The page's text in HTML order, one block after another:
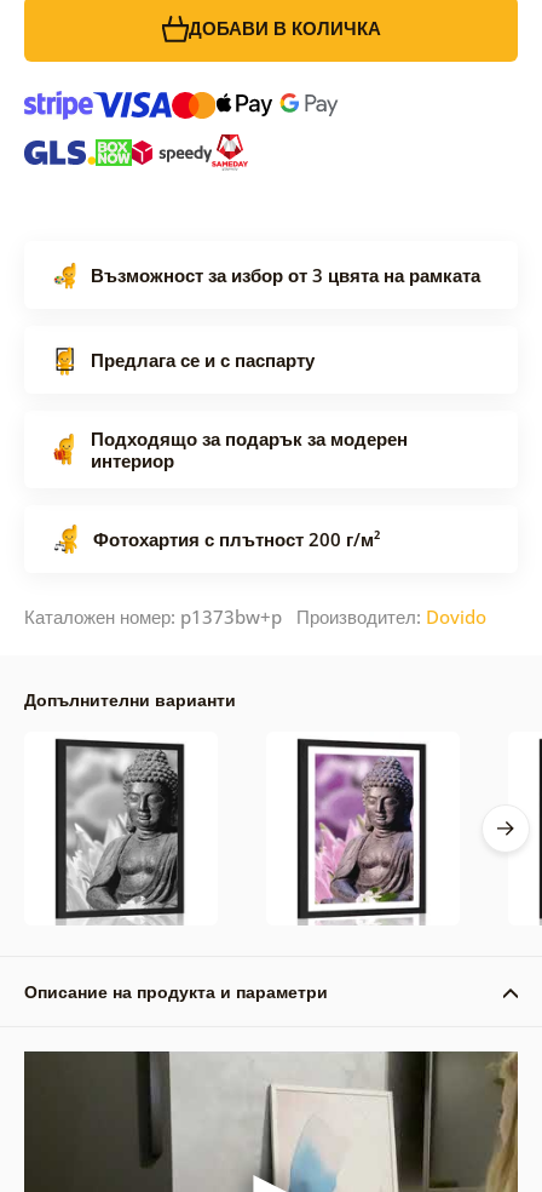
ДОБАВИ В КОЛИЧКА
Възможност за избор от 3 цвята на рамката
Предлага се и с паспарту
Подходящо за подарък за модерен
интериор
Фотохартия с плътност 200 г/м²
Каталожен номер: p1373bw+p Производител: Dovido
Допълнителни варианти
Описание на продукта и параметри